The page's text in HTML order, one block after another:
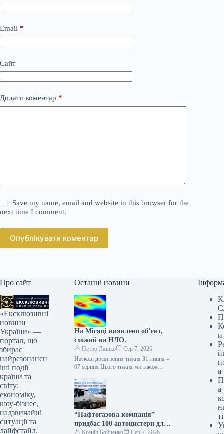
Email *
Сайт
Додати коментар *
Save my name, email and website in this browser for the
next time I comment.
Опублікувати коментар
Про сайт
«Ексклюзивні
новини
України» —
портал, що
збирає
найрезонансн
іші події
країни та
світу:
економіку,
шоу-бізнес,
надзвичайні
ситуації та
лайфстайл.
Останні новини
На Місяці виявлено об’єкт,
схожий на НЛО.
Петро Ляшко
Сер 7, 2026
Наукові досягнення тижня 31 липня –
07 серпня Цього тижня ми також
залишається свіжою та чистою…
“Нафтогазова компанія”
придбає 100 автоцистерн для
Ксенія Бойченко Сер 7, 2026
и
а
а
ті